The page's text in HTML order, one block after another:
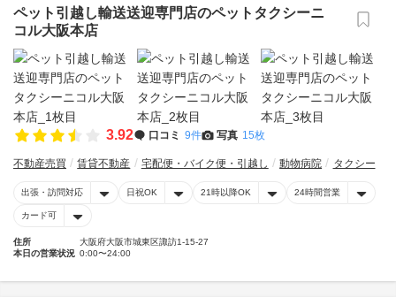
ペット引越し輸送送迎専門店のペットタクシーニ
コル大阪本店
3.92 口コミ 9件 写真 15枚
不動産売買 賃貸不動産 宅配便・バイク便・引越し 動物病院 タクシー
出張・訪問対応 日祝OK 21時以降OK 24時間営業
カード可
住所
大阪府大阪市城東区諏訪1-15-27
本日の営業状況 0:00〜24:00